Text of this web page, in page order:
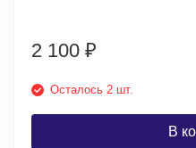
2 100 ₽
Осталось 2 шт.
В